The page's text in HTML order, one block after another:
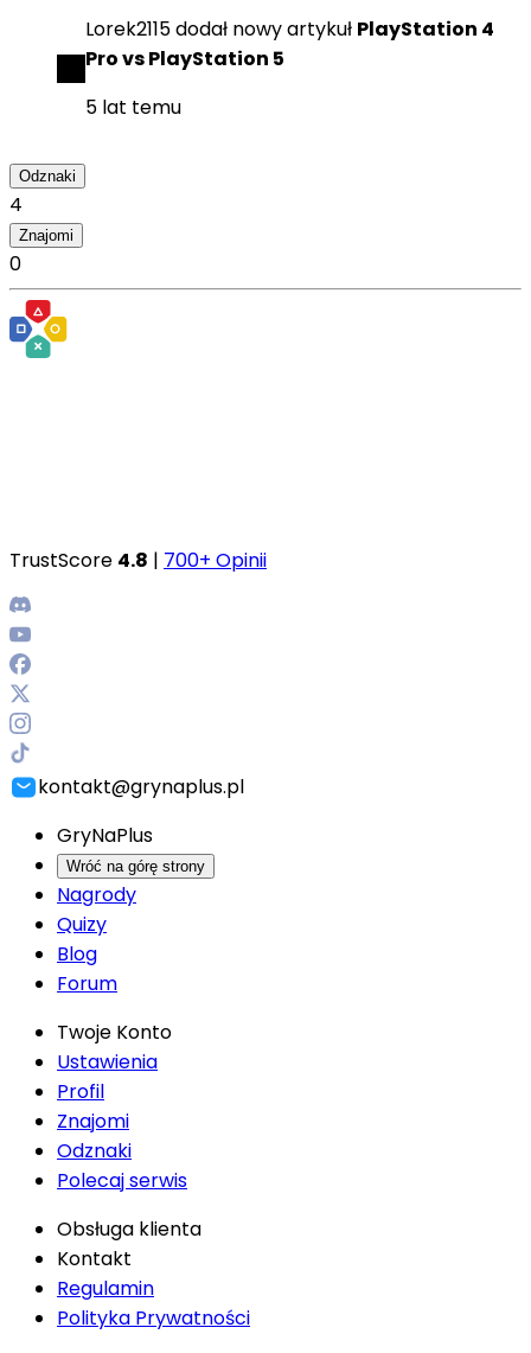
Lorek2115dodał nowy artykuł PlayStation 4
Pro vs PlayStation 5
5 lat temu
Odznaki
4
Znajomi
0
TrustScore 4.8 | 700+ Opinii
kontakt@grynaplus.pl
GryNaPlus
Wróć na górę strony
Nagrody
Quizy
Blog
Forum
Twoje Konto
Ustawienia
Profil
Znajomi
Odznaki
Polecaj serwis
Obsługa klienta
Kontakt
Regulamin
Polityka Prywatności